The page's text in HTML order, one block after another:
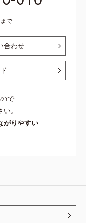
で
合わせ
で
。
がりやすい